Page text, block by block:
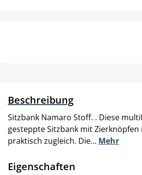
Beschreibung
Sitzbank Namaro Stoff. . Diese
gesteppte Sitzbank mit Zierknöpfen
praktisch zugleich. Die… Mehr
Eigenschaften